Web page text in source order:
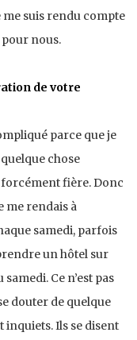
me suis rendu compte
pour nous.
de votre
parce que je
chose
forcément fière. Donc
me rendais à
samedi, parfois
un hôtel sur
Ce n’est pas
douter de quelque
inquiets. Ils se disent